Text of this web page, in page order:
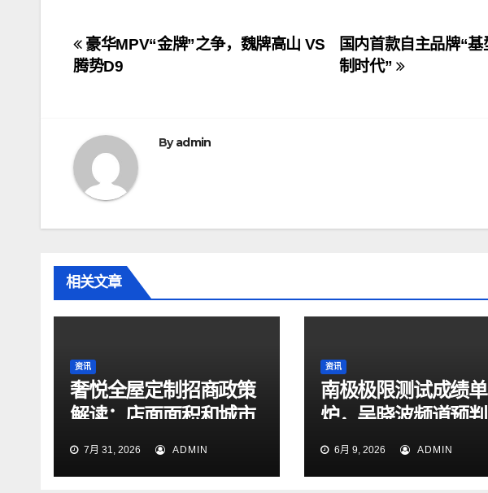
文
章
航
国内首款自主品牌“
制时代”
豪华MPV“金牌”之争，魏牌高山 VS
腾势D9
Byadmin
相关文章
资讯
奢悦全屋定制招商政策
解读：店面面积和城市
选择有哪些要求
7月 31, 2026 ADMIN
资讯
南极极限测试成绩
炉，吴晓波频道预
国制造的真正转折点
6月 9, 2026 ADMIN